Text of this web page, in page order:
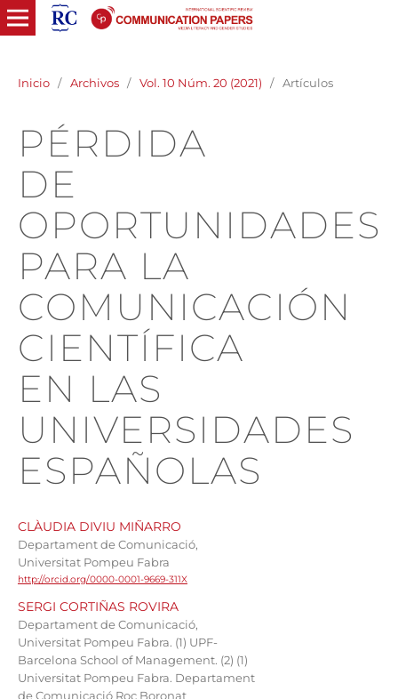
Inicio / Archivos / Vol. 10 Núm. 20 (2021) / Artículos
PÉRDIDA
DE
OPORTUNIDADES
PARA LA
COMUNICACIÓN
CIENTÍFICA
EN LAS
UNIVERSIDADES
ESPAÑOLAS
CLÀUDIA DIVIU MIÑARRO
Departament de Comunicació,
Universitat Pompeu Fabra
http://orcid.org/0000-0001-9669-311X
SERGI CORTIÑAS ROVIRA
Departament de Comunicació,
Universitat Pompeu Fabra. (1) UPF-
Barcelona School of Management. (2) (1)
Universitat Pompeu Fabra. Departament
de Comunicació Roc Boronat